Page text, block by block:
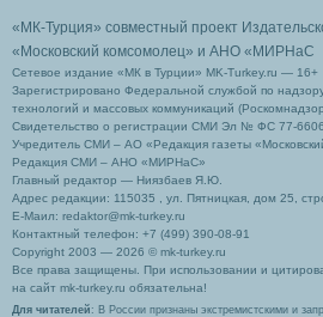
«МК-Турция» совместный проект
«Московский комсомолец» и АНО «МИРНаС
Сетевое издание «МК в Турции» MK-Turkey.ru — 16+
Зарегистрировано Федеральной службой по
технологий и массовых коммуникаций
Свидетельство о регистрации СМИ Эл № ФС 77-
Учредитель СМИ – АО «Редакция газеты
Редакция СМИ – АНО «МИРНаС»
Главный редактор — Ниязбаев Я.Ю.
Адрес редакции: 115035 , ул. Пятницкая, дом 25,
Е-Маил: redaktor@mk-turkey.ru
Контактный телефон: +7 (499) 390-08-91
Copyright 2003 — 2026 © mk-turkey.ru
Все права защищены. При использовании и
на сайт mk-turkey.ru обязательна!
Для читателей : В России признаны экстремистскими и